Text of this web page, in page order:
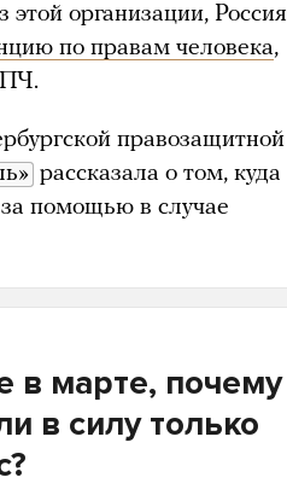
организации, Россия
по правам человека,
правозащитной
рассказала о том, куда
за помощью в случае
в марте, почему
в силу только